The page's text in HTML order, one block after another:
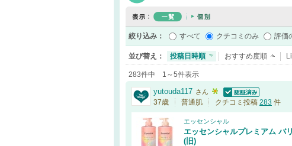
絞り込み： すべて クチコミのみ 評価
並び替え： 投稿日時順 おすすめ度順
283件中 1～5件表示
yutouda117 さん
認証済
37歳 普通肌 クチコミ投稿 283 件
エッセンシャル
エッセンシャルプレミアム バ
(旧)